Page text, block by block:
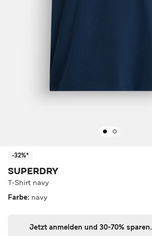
-32%*
SUPERDRY
T-Shirt navy
Farbe: navy
Jetzt anmelden und 30-70% sparen.